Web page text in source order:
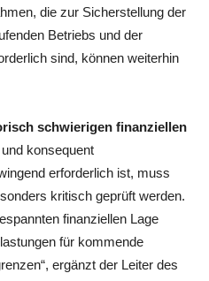
die zur Sicherstellung der
Betriebs und der
sind, können weiterhin
schwierigen finanziellen
konsequent
erforderlich ist, muss
kritisch geprüft werden.
finanziellen Lage
für kommende
ergänzt der Leiter des